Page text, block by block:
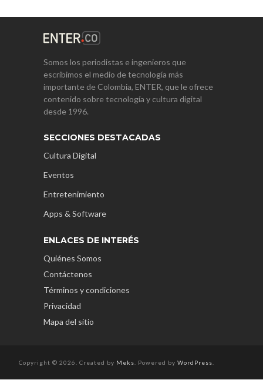
Somos los periodistas e ingenieros que
escribimos el medio de tecnología más
importante de Colombia, ENTER, que le ofrece
contenido sobre tecnología y cultura digital
desde 1996.
SECCIONES DESTACADAS
Cultura Digital
Eventos
Entretenimiento
Apps & Software
ENLACES DE INTERÉS
Quiénes Somos
Contáctenos
Términos y condiciones
Privacidad
Mapa del sitio
Copyright © 2026. Created by Meks . Powered by WordPress